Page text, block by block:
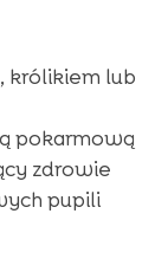
królikiem lub
pokarmową
zdrowie
pupili